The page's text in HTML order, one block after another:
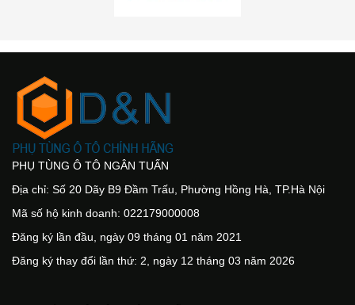
PHỤ TÙNG Ô TÔ NGÂN TUẤN
Địa chỉ: Số 20 Dãy B9 Đầm Trấu, Phường Hồng Hà, TP.Hà Nội
Mã số hộ kinh doanh: 022179000008
Đăng ký lần đầu, ngày 09 tháng 01 năm 2021
Đăng ký thay đổi lần thứ: 2, ngày 12 tháng 03 năm 2026